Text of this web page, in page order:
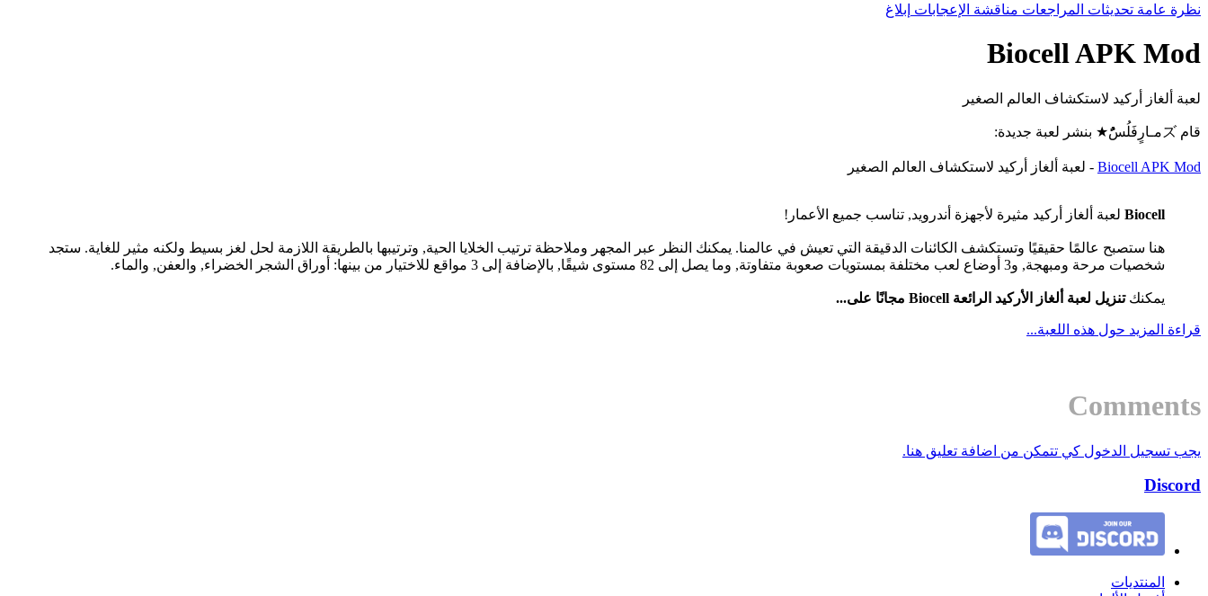
نظرة عامة تحديثات المراجعات مناقشة الإعجابات إبلاغ
Biocell APK Mod
لعبة ألغاز أركيد لاستكشاف العالم الصغير
قام ズمـارٍفَلُسًٌُُ★ بنشر لعبة جديدة:
Biocell APK Mod - لعبة ألغاز أركيد لاستكشاف العالم الصغير
Biocell لعبة ألغاز أركيد مثيرة لأجهزة أندرويد, تناسب جميع الأعمار!
هنا ستصبح عالمًا حقيقيًا وتستكشف الكائنات الدقيقة التي تعيش في عالمنا. يمكنك النظر عبر المجهر وملاحظة ترتيب الخلايا الحية, وترتيبها بالطريقة اللازمة لحل لغز بسيط ولكنه مثير للغاية. ستجد
شخصيات مرحة ومبهجة, و3 أوضاع لعب مختلفة بمستويات صعوبة متفاوتة, وما يصل إلى 82 مستوى شيقًا, بالإضافة إلى 3 مواقع للاختيار من بينها: أوراق الشجر الخضراء, والعفن, والماء.
يمكنكتنزيل لعبة ألغاز الأركيد الرائعة Biocell مجانًا على...
قراءة المزيد حول هذه اللعبة...
Comments
يجب تسجيل الدخول كي تتمكن من اضافة تعليق هنا.
Discord
المنتديات